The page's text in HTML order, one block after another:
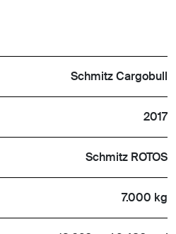
Schmitz Cargobull
2017
Schmitz ROTOS
7.000 kg